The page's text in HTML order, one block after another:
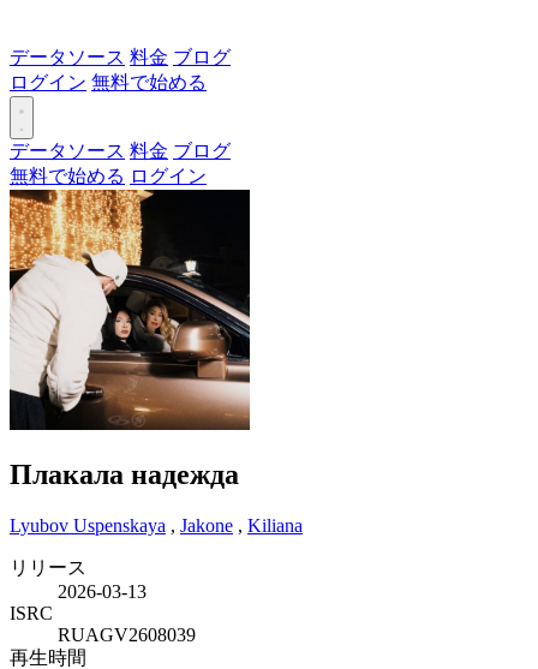
データソース 料金 ブログ
ログイン 無料で始める
データソース 料金 ブログ
無料で始める ログイン
Плакала надежда
Lyubov Uspenskaya , Jakone , Kiliana
リリース
2026-03-13
ISRC
RUAGV2608039
再生時間